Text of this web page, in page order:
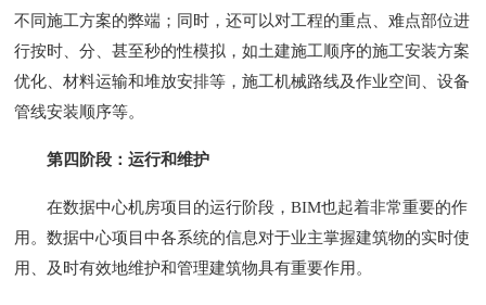
不同施工方案的弊端；同时，还可以对工程的重点、难点部位进
行按时、分、甚至秒的性模拟，如土建施工顺序的施工安装方案
优化、材料运输和堆放安排等，施工机械路线及作业空间、设备
管线安装顺序等。
第四阶段：运行和维护
在数据中心机房项目的运行阶段，BIM也起着非常重要的作
用。数据中心项目中各系统的信息对于业主掌握建筑物的实时使
用、及时有效地维护和管理建筑物具有重要作用。